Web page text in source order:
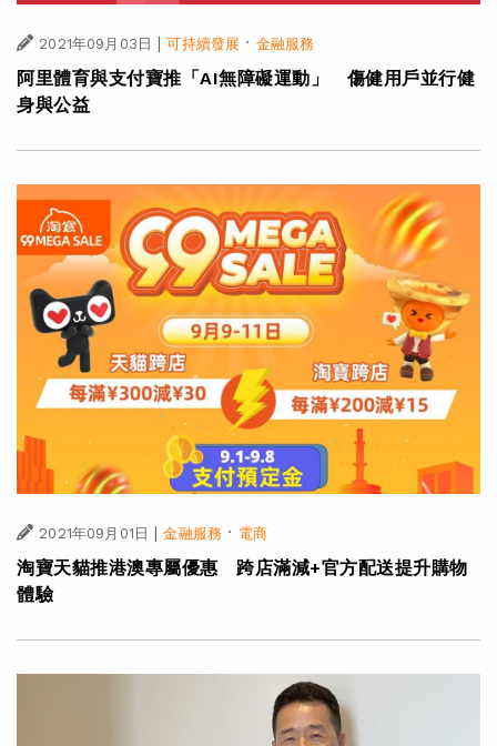
2021年09月03日 | 可持續發展 · 金融服務
阿里體育與支付寶推「AI無障礙運動」 傷健用戶並行健
身與公益
2021年09月01日 | 金融服務 · 電商
淘寶天貓推港澳專屬優惠 跨店滿減+官方配送提升購物
體驗